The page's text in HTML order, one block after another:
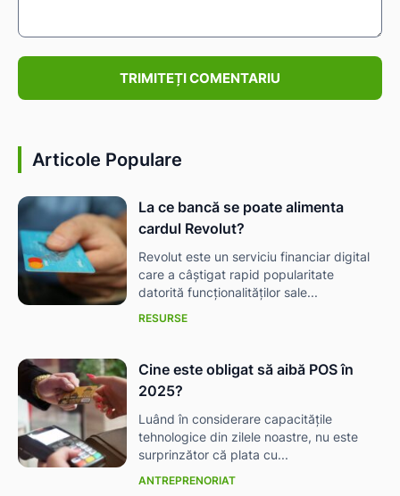
Articole Populare
La ce bancă se poate alimenta
cardul Revolut?
Revolut este un serviciu financiar digital
care a câștigat rapid popularitate
datorită funcționalităților sale...
RESURSE
Cine este obligat să aibă POS în
2025?
Luând în considerare capacitățile
tehnologice din zilele noastre, nu este
surprinzător că plata cu...
ANTREPRENORIAT